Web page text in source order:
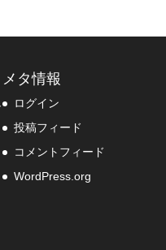
メタ情報
ログイン
投稿フィード
コメントフィード
WordPress.org